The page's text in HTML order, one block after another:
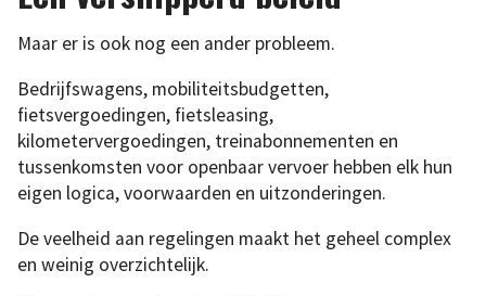
Maar er is ook nog een ander probleem.
Bedrijfswagens, mobiliteitsbudgetten,
fietsvergoedingen, fietsleasing,
kilometervergoedingen, treinabonnementen en
tussenkomsten voor openbaar vervoer hebben elk hun
eigen logica, voorwaarden en uitzonderingen.
De veelheid aan regelingen maakt het geheel complex
en weinig overzichtelijk.